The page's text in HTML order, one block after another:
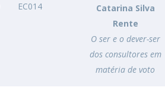
EC014
Catarina Silva
Rente
O ser e o dever-ser
dos consultores em
matéria de voto